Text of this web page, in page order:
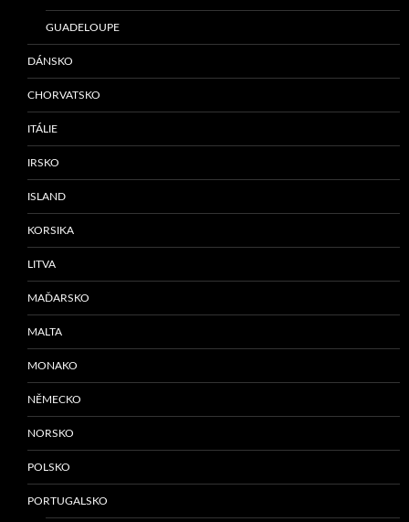
GUADELOUPE
DÁNSKO
CHORVATSKO
ITÁLIE
IRSKO
ISLAND
KORSIKA
LITVA
MAĎARSKO
MALTA
MONAKO
NĚMECKO
NORSKO
POLSKO
PORTUGALSKO